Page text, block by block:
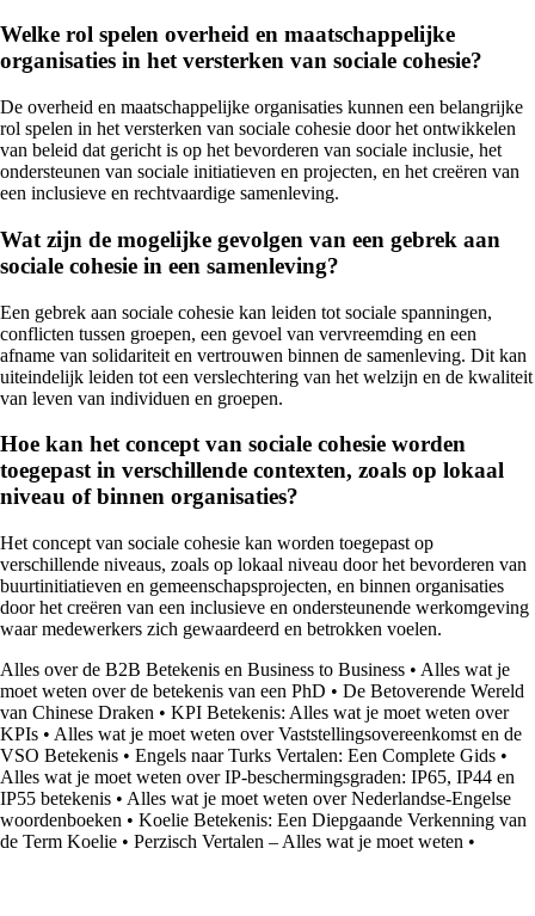
Welke rol spelen overheid en maatschappelijke
organisaties in het versterken van sociale cohesie?
De overheid en maatschappelijke organisaties kunnen een belangrijke
rol spelen in het versterken van sociale cohesie door het ontwikkelen
van beleid dat gericht is op het bevorderen van sociale inclusie, het
ondersteunen van sociale initiatieven en projecten, en het creëren van
een inclusieve en rechtvaardige samenleving.
Wat zijn de mogelijke gevolgen van een gebrek aan
sociale cohesie in een samenleving?
Een gebrek aan sociale cohesie kan leiden tot sociale spanningen,
conflicten tussen groepen, een gevoel van vervreemding en een
afname van solidariteit en vertrouwen binnen de samenleving. Dit kan
uiteindelijk leiden tot een verslechtering van het welzijn en de kwaliteit
van leven van individuen en groepen.
Hoe kan het concept van sociale cohesie worden
toegepast in verschillende contexten, zoals op lokaal
niveau of binnen organisaties?
Het concept van sociale cohesie kan worden toegepast op
verschillende niveaus, zoals op lokaal niveau door het bevorderen van
buurtinitiatieven en gemeenschapsprojecten, en binnen organisaties
door het creëren van een inclusieve en ondersteunende werkomgeving
waar medewerkers zich gewaardeerd en betrokken voelen.
Alles over de B2B Betekenis en Business to Business • Alles wat je
moet weten over de betekenis van een PhD • De Betoverende Wereld
van Chinese Draken • KPI Betekenis: Alles wat je moet weten over
KPIs • Alles wat je moet weten over Vaststellingsovereenkomst en de
VSO Betekenis • Engels naar Turks Vertalen: Een Complete Gids •
Alles wat je moet weten over IP-beschermingsgraden: IP65, IP44 en
IP55 betekenis • Alles wat je moet weten over Nederlandse-Engelse
woordenboeken • Koelie Betekenis: Een Diepgaande Verkenning van
de Term Koelie • Perzisch Vertalen – Alles wat je moet weten •